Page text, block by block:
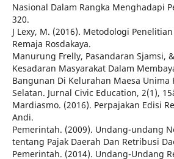
Nasional Dalam Rangka Menghadapi
320.
J Lexy, M. (2016). Metodologi
Remaja Rosdakaya.
Manurung Frelly, Pasandaran Sjamsi, &
Kesadaran Masyarakat Dalam
Bangunan Di Kelurahan Maesa Unima
Selatan. Jurnal Civic Education, 2(1),
Mardiasmo. (2016). Perpajakan Edisi
Andi.
Pemerintah. (2009). Undang-undang
tentang Pajak Daerah Dan Retribusi
Pemerintah. (2014). Undang-Undang